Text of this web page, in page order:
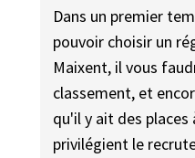
Dans un premier
pouvoir choisir un
Maixent, il vous
classement, et
qu'il y ait des places
privilégient le